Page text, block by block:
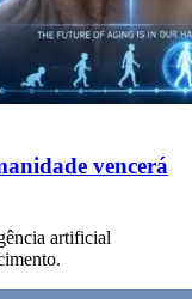
vencerá
artificial